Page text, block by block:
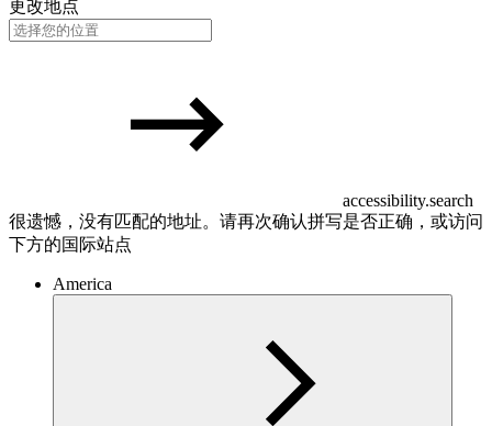
更改地点
accessibility.search
很遗憾，没有匹配的地址。请再次确认拼写是否正确，或访问
下方的国际站点
America